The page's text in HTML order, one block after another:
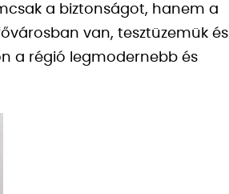
a biztonságot, hanem a
van, tesztüzemük és
a régió legmodernebb és